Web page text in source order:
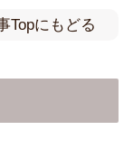
Topにもどる